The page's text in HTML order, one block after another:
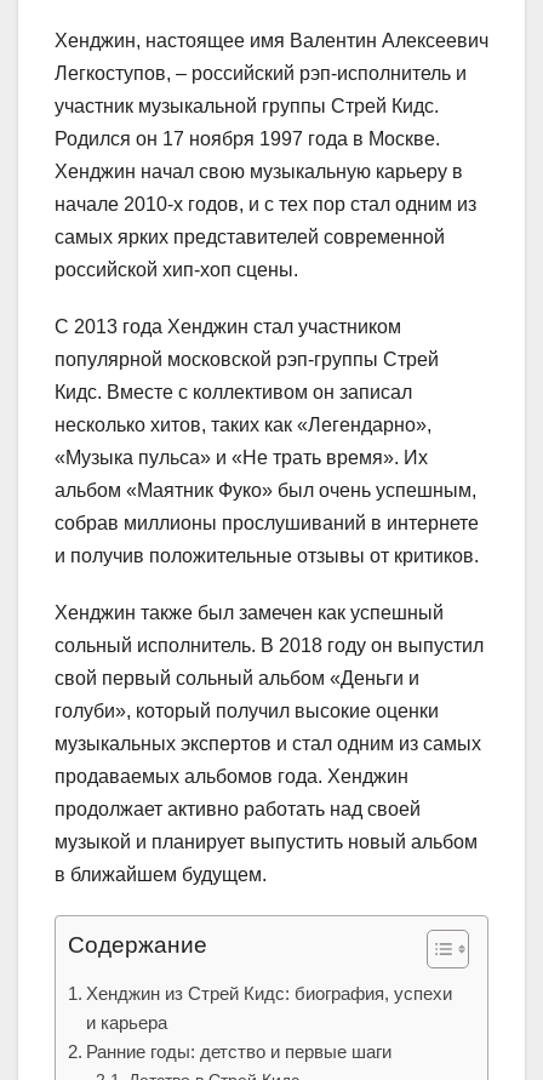
Хенджин, настоящее имя Валентин Алексеевич
Легкоступов, – российский рэп-исполнитель и
участник музыкальной группы Стрей Кидс.
Родился он 17 ноября 1997 года в Москве.
Хенджин начал свою музыкальную карьеру в
начале 2010-х годов, и с тех пор стал одним из
самых ярких представителей современной
российской хип-хоп сцены.
C 2013 года Хенджин стал участником
популярной московской рэп-группы Стрей
Кидс. Вместе с коллективом он записал
несколько хитов, таких как «Легендарно»,
«Музыка пульса» и «Не трать время». Их
альбом «Маятник Фуко» был очень успешным,
собрав миллионы прослушиваний в интернете
и получив положительные отзывы от критиков.
Хенджин также был замечен как успешный
сольный исполнитель. В 2018 году он выпустил
свой первый сольный альбом «Деньги и
голуби», который получил высокие оценки
музыкальных экспертов и стал одним из самых
продаваемых альбомов года. Хенджин
продолжает активно работать над своей
музыкой и планирует выпустить новый альбом
в ближайшем будущем.
Содержание
Хенджин из Стрей Кидс: биография, успехи
и карьера
Ранние годы: детство и первые шаги